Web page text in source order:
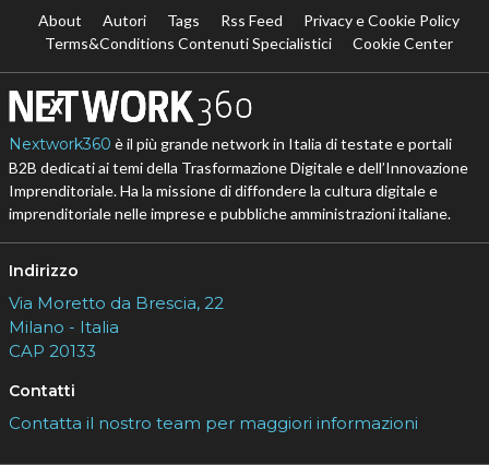
About Autori Tags Rss Feed
Privacy e Cookie Policy
Terms&Conditions Contenuti Specialistici
Cookie Center
Nextwork360 è il più grande network in Italia di testate e portali
B2B dedicati ai temi della Trasformazione Digitale e dell’Innovazione
Imprenditoriale. Ha la missione di diffondere la cultura digitale e
imprenditoriale nelle imprese e pubbliche amministrazioni italiane.
Indirizzo
Via Moretto da Brescia, 22
Milano - Italia
CAP 20133
Contatti
Contatta il nostro team per maggiori informazioni